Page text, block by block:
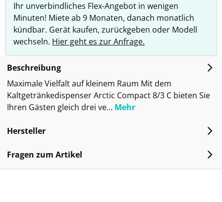
Ihr unverbindliches Flex-Angebot in wenigen
Minuten! Miete ab 9 Monaten, danach monatlich
kündbar. Gerät kaufen, zurückgeben oder Modell
wechseln. Hier geht es zur Anfrage.
Beschreibung
Maximale Vielfalt auf kleinem Raum Mit dem
Kaltgetränkedispenser Arctic Compact 8/3 C bieten Sie
Ihren Gästen gleich drei ve… Mehr
Hersteller
Fragen zum Artikel